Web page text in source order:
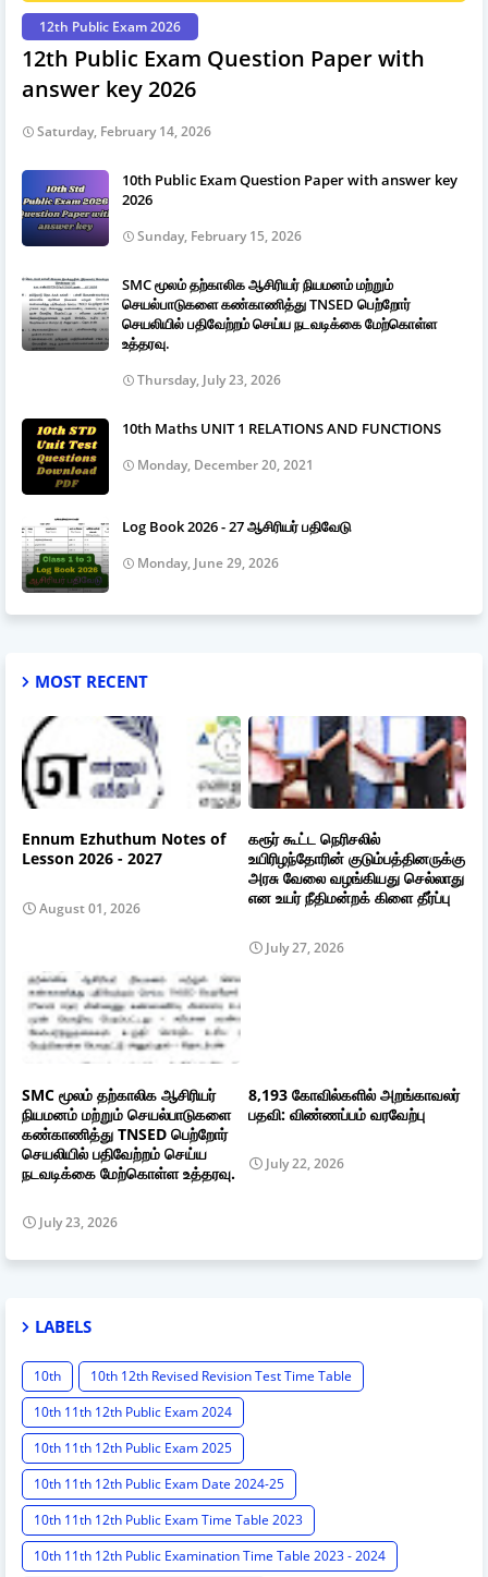
12th Public Exam 2026
12th Public Exam Question Paper with
answer key 2026
Saturday, February 14, 2026
10th Public Exam Question Paper with answer key
2026
Sunday, February 15, 2026
SMC மூலம் தற்காலிக ஆசிரியர் நியமனம் மற்றும்
செயல்பாடுகளை கண்காணித்து TNSED பெற்றோர்
செயலியில் பதிவேற்றம் செய்ய நடவடிக்கை மேற்கொள்ள
உத்தரவு.
Thursday, July 23, 2026
10th Maths UNIT 1 RELATIONS AND FUNCTIONS
Monday, December 20, 2021
Log Book 2026 - 27 ஆசிரியர் பதிவேடு
Monday, June 29, 2026
MOST RECENT
Ennum Ezhuthum Notes of
Lesson 2026 - 2027
August 01, 2026
கரூர் கூட்ட நெரிசலில்
உயிரிழந்தோரின் குடும்பத்தினருக்கு
அரசு வேலை வழங்கியது செல்லாது
என உயர் நீதிமன்றக் கிளை தீர்ப்பு
July 27, 2026
SMC மூலம் தற்காலிக ஆசிரியர்
நியமனம் மற்றும் செயல்பாடுகளை
கண்காணித்து TNSED பெற்றோர்
செயலியில் பதிவேற்றம் செய்ய
நடவடிக்கை மேற்கொள்ள உத்தரவு.
July 23, 2026
8,193 கோவில்களில் அறங்காவலர்
பதவி: விண்ணப்பம் வரவேற்பு
July 22, 2026
LABELS
10th
10th 12th Revised Revision Test Time Table
10th 11th 12th Public Exam 2024
10th 11th 12th Public Exam 2025
10th 11th 12th Public Exam Date 2024-25
10th 11th 12th Public Exam Time Table 2023
10th 11th 12th Public Examination Time Table 2023 - 2024